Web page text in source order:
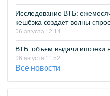
Исследование ВТБ:
кешбэка создает волны
06 августа 12:14
ВТБ: объем выдачи ипотеки
06 августа 11:52
Все новости